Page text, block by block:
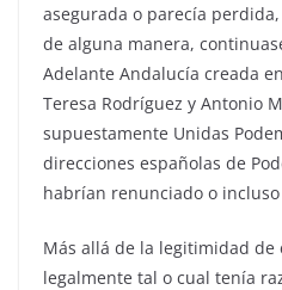
asegurada o parecía
de alguna manera,
Adelante Andalucía creada
Teresa Rodríguez y Antonio
supuestamente Unidas
direcciones españolas de
habrían renunciado o
Más allá de la legitimidad de
legalmente tal o cual tenía